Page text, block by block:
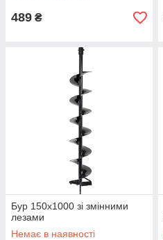
489 ₴
Бур 150x1000 зі змінними
лезами
Немає в наявності